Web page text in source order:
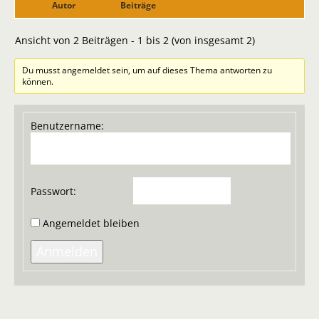
Autor Beiträge
Ansicht von 2 Beiträgen - 1 bis 2 (von insgesamt 2)
Du musst angemeldet sein, um auf dieses Thema antworten zu
können.
Benutzername:
Passwort:
Angemeldet bleiben